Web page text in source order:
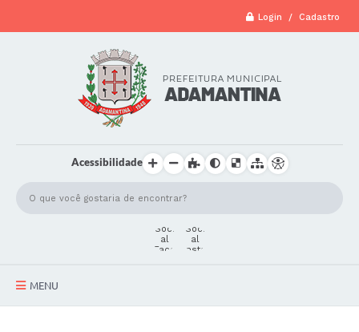
Login / Cadastro
Acessibilidade
MENU